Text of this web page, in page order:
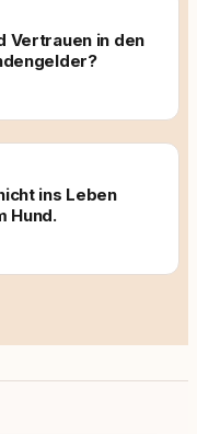
Vertrauen in den
ins Leben
Hund.